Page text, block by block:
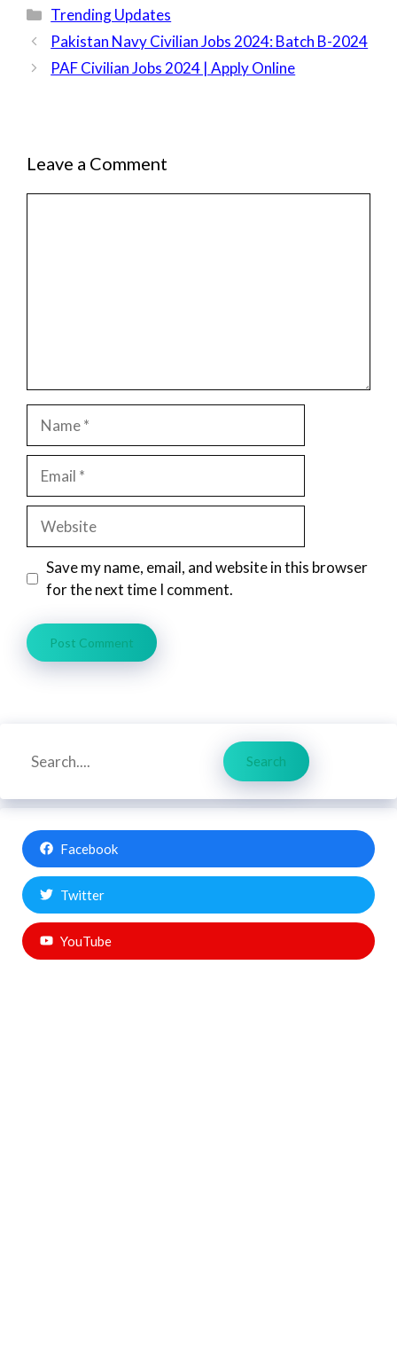
Categories
Trending Updates
Pakistan Navy Civilian Jobs 2024: Batch B-2024
PAF Civilian Jobs 2024 | Apply Online
Leave a Comment
Save my name, email, and website in this browser
for the next time I comment.
Search
Search
Facebook
Twitter
YouTube